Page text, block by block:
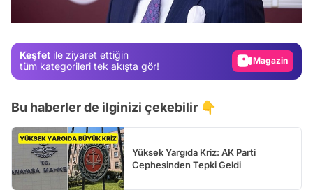
Keşfet ile ziyaret ettiğin
tüm kategorileri tek akışta gör!
Magazin
Bu haberler de ilginizi çekebilir 👇
Yüksek Yargıda Kriz: AK Parti
Cephesinden Tepki Geldi